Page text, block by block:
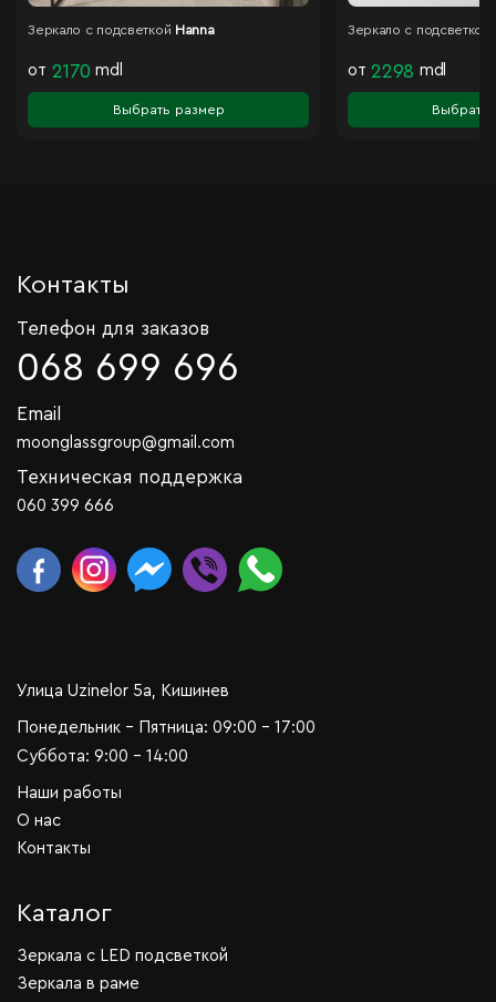
Зеркало с подсветкой Hanna
от 2170 mdl
Выбрать размер
Зеркало с подсветкой
от 2298 mdl
Выбрать
Контакты
Телефон для заказов
068 699 696
Email
moonglassgroup@gmail.com
Техническая поддержка
060 399 666
Улица Uzinelor 5a, Кишинев
Понедельник - Пятница: 09:00 - 17:00
Суббота: 9:00 - 14:00
Наши работы
О нас
Контакты
Каталог
Зеркала c LED подсветкой
Зеркала в раме